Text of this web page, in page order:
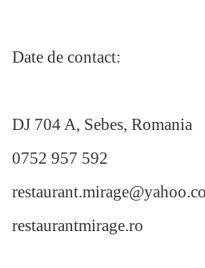
Date de contact:
DJ 704 A, Sebes, Romania
0752 957 592
restaurantmirage.ro